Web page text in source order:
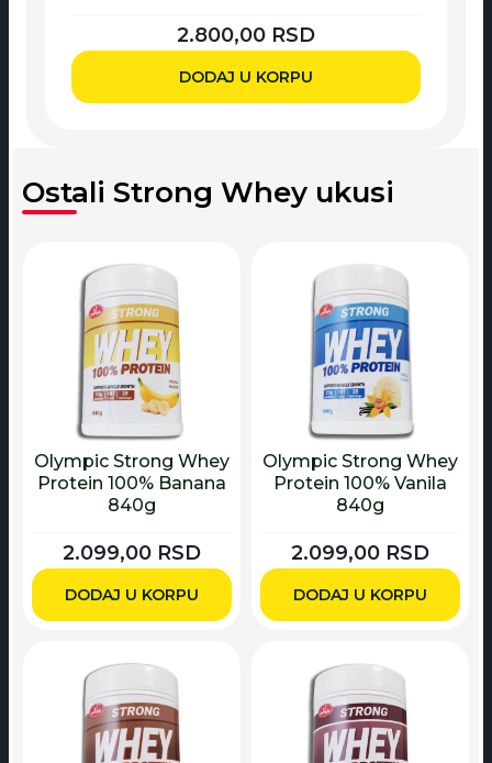
2.800,00 RSD
DODAJ U KORPU
Ostali Strong Whey ukusi
Olympic Strong Whey
Protein 100% Banana
840g
2.099,00 RSD
DODAJ U KORPU
Olympic Strong Whey
Protein 100% Vanila
840g
2.099,00 RSD
DODAJ U KORPU